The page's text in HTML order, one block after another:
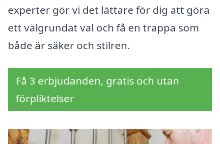
experter gör vi det lättare för dig att göra
ett välgrundat val och få en trappa som
både är säker och stilren.
Få 3 erbjudanden, gratis och utan
förpliktelser